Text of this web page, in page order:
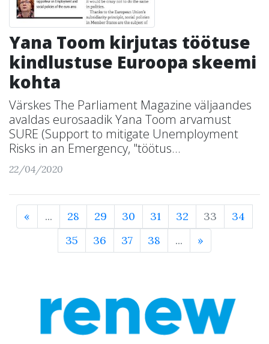
Yana Toom kirjutas töötuse
kindlustuse Euroopa skeemi
kohta
Värskes The Parliament Magazine väljaandes
avaldas eurosaadik Yana Toom arvamust
SURE (Support to mitigate Unemployment
Risks in an Emergency, "töötus...
22/04/2020
« ... 28 29 30 31 32 33
34
35
36 37 38 ... »